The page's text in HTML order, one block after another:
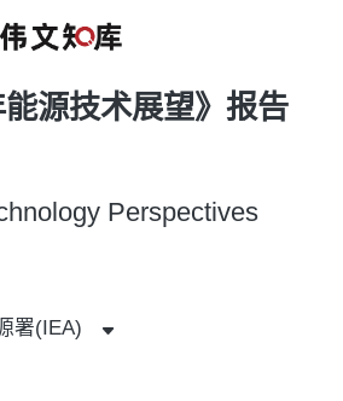
源技术展望》报告
Perspectives
署(IEA)